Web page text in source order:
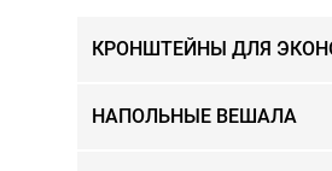
КРОНШТЕЙНЫ ДЛЯ
НАПОЛЬНЫЕ ВЕШАЛА